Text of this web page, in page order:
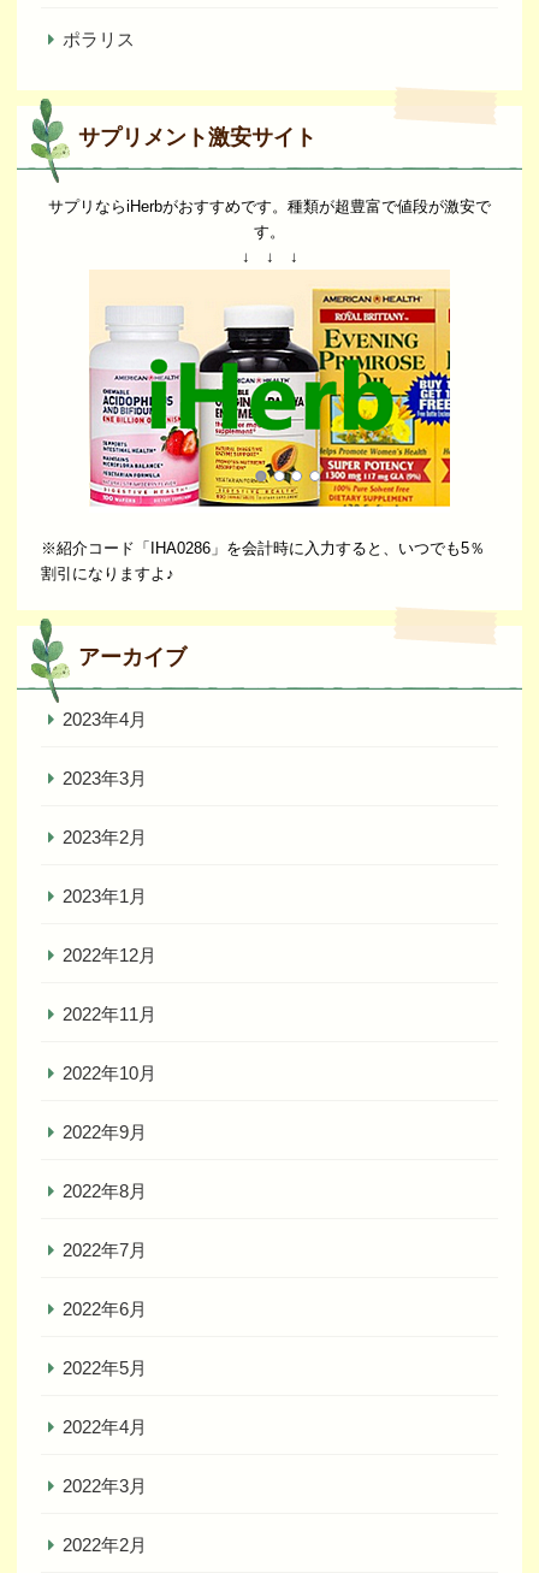
ポラリス
サプリメント激安サイト
サプリならiHerbがおすすめです。種類が超豊富で値段が激安で
す。
↓ ↓ ↓
※紹介コード「IHA0286」を会計時に入力すると、いつでも5％
割引になりますよ♪
アーカイブ
2023年4月
2023年3月
2023年2月
2023年1月
2022年12月
2022年11月
2022年10月
2022年9月
2022年8月
2022年7月
2022年6月
2022年5月
2022年4月
2022年3月
2022年2月